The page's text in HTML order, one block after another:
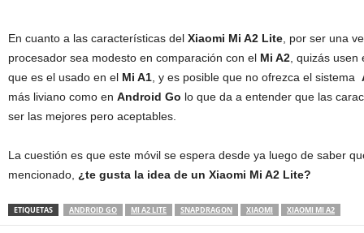
En cuanto a las características del Xiaomi Mi A2 Lite , por ser una
procesador sea modesto en comparación con el Mi A2 , quizás
que es el usado en el Mi A1 , y es posible que no ofrezca el sistema
más liviano como en Android Go lo que da a entender que las
ser las mejores pero aceptables.
La cuestión es que este móvil se espera desde ya luego de saber
mencionado, ¿te gusta la idea de un Xiaomi Mi A2 Lite?
ETIQUETAS ANDROID GO MI A2 LITE SNAPDRAGON XIAOMI XIAOMI MI A2